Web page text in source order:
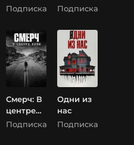
на (4
Подписка
реальнос
Подписка
Смерч: В
центре
бури
Подписка
Одни из
нас
Подписка